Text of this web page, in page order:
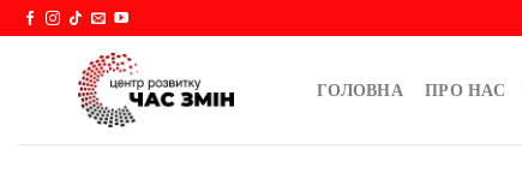
Skip
ГОЛОВНА ПРО НАС